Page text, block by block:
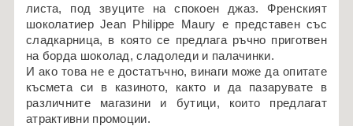
листа, под звуците на спокоен джаз. Френският
шоколатиер Jean Philippe Maury е представен със
сладкарница, в която се предлага ръчно приготвен
на борда шоколад, сладоледи и палачинки.
И ако това не е достатъчно, винаги може да опитате
късмета си в казиното, както и да пазарувате в
различните магазини и бутици, които предлагат
атрактивни промоции.